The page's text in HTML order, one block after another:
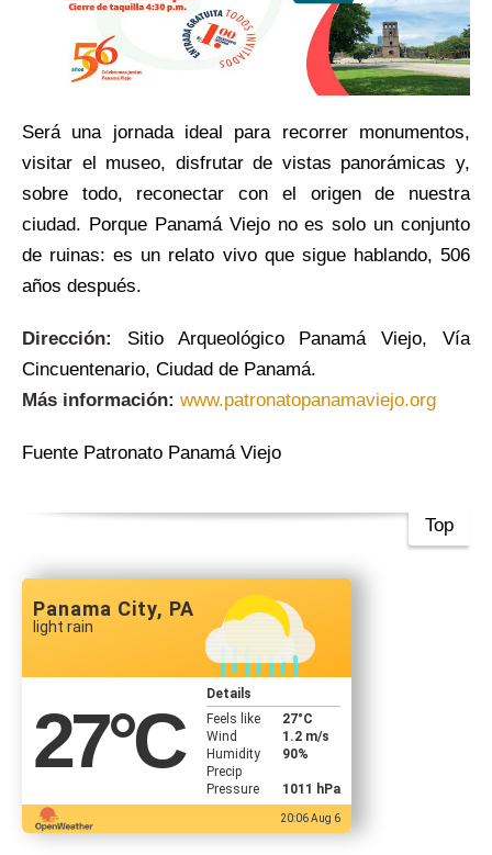
Será una jornada ideal para recorrer monumentos,
visitar el museo, disfrutar de vistas panorámicas y,
sobre todo, reconectar con el origen de nuestra
ciudad. Porque Panamá Viejo no es solo un conjunto
de ruinas: es un relato vivo que sigue hablando, 506
años después.
Dirección:
Sitio Arqueológico Panamá Viejo, Vía
Cincuentenario, Ciudad de Panamá.
Más información: www.patronatopanamaviejo.org
Fuente Patronato Panamá Viejo
Top
Panama City, PA
light rain
27°C
Details
Feels like
27°C
Wind
1.2 m/s
Humidity
90%
Precip
Pressure
1011 hPa
20:06 Aug 6